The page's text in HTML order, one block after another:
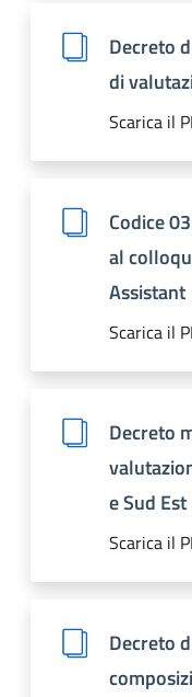
Decreto
di
Scarica il
Codice
al
Assistant
Scarica il
Decreto
e Sud Est
Scarica il
Decreto